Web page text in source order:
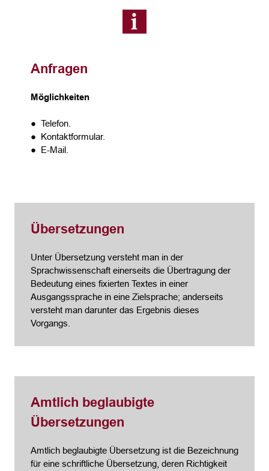
Anfragen
Möglichkeiten
● Telefon.
● Kontaktformular.
● E-Mail.
Übersetzungen
Unter Übersetzung versteht man in der
Sprachwissenschaft einerseits die Übertragung der
Bedeutung eines fixierten Textes in einer
Ausgangssprache in eine Zielsprache; anderseits
versteht man darunter das Ergebnis dieses
Vorgangs.
Amtlich beglaubigte
Übersetzungen
Amtlich beglaubigte Übersetzung ist die Bezeichnung
für eine schriftliche Übersetzung, deren Richtigkeit